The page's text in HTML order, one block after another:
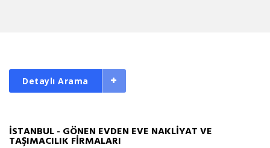
Detaylı Arama
İSTANBUL - GÖNEN EVDEN EVE NAKLİYAT VE
TAŞIMACILIK FİRMALARI